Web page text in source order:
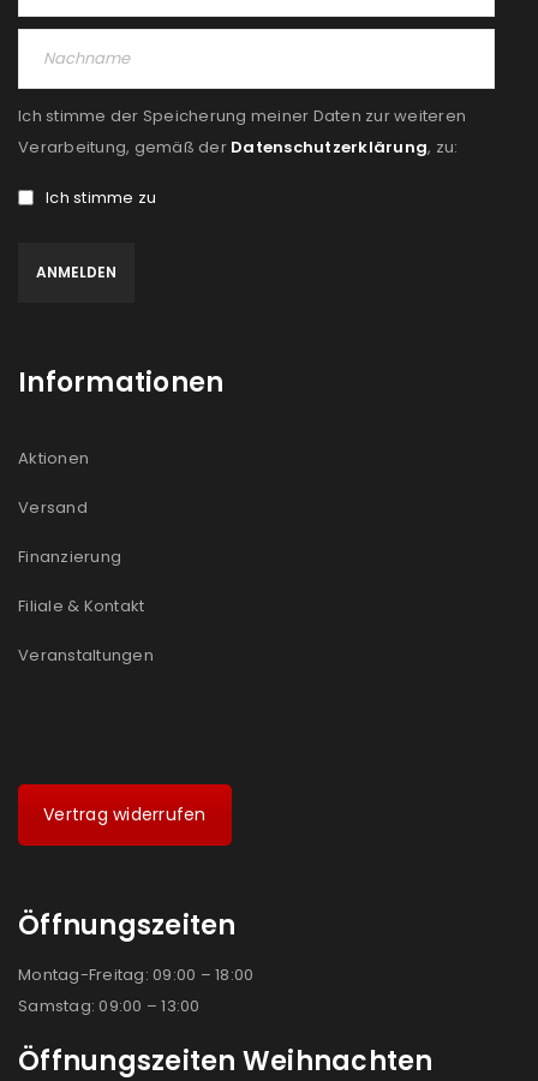
PASSWORT VERGESSEN?
REGISTRIEREN
E-Mail-Adresse
NEWSLETTER ABONNIEREN
Ich stimme der Speicherung meiner Daten zur weiteren
Verarbeitung, gemäß der Datenschutzerklärung, zu:
Ich stimme zu
Informationen
Aktionen
Versand
Finanzierung
Filiale & Kontakt
Veranstaltungen
Vertrag widerrufen
Öffnungszeiten
Montag-Freitag: 09:00 – 18:00
Samstag: 09:00 – 13:00
Öffnungszeiten Weihnachten